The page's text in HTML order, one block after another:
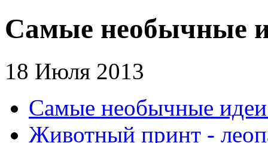
Самые необычные
18 Июля 2013
Самые необычные идеи
Животный принт -